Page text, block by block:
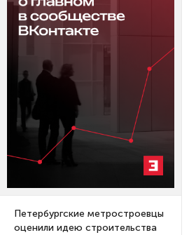
Петербургские метростроевцы
оценили идею строительства